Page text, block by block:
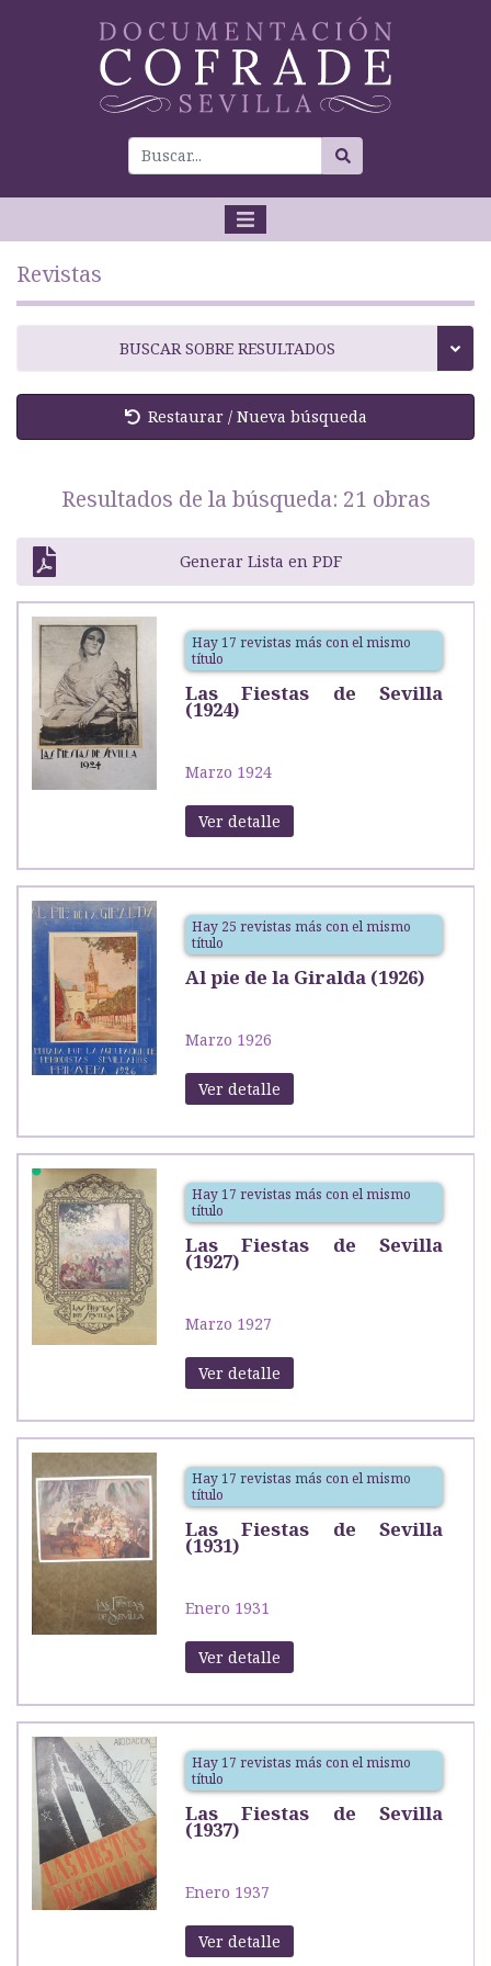
Revistas
BUSCAR SOBRE RESULTADOS
Restaurar / Nueva búsqueda
Resultados de la búsqueda: 21 obras
Generar Lista en PDF
Hay 17 revistas más con el mismo
título
Las Fiestas de Sevilla
(1924)
Marzo 1924
Ver detalle
Hay 25 revistas más con el mismo
título
Al pie de la Giralda (1926)
Marzo 1926
Ver detalle
Hay 17 revistas más con el mismo
título
Las Fiestas de Sevilla
(1927)
Marzo 1927
Ver detalle
Hay 17 revistas más con el mismo
título
Las Fiestas de Sevilla
(1931)
Enero 1931
Ver detalle
Hay 17 revistas más con el mismo
título
Las Fiestas de Sevilla
(1937)
Enero 1937
Ver detalle